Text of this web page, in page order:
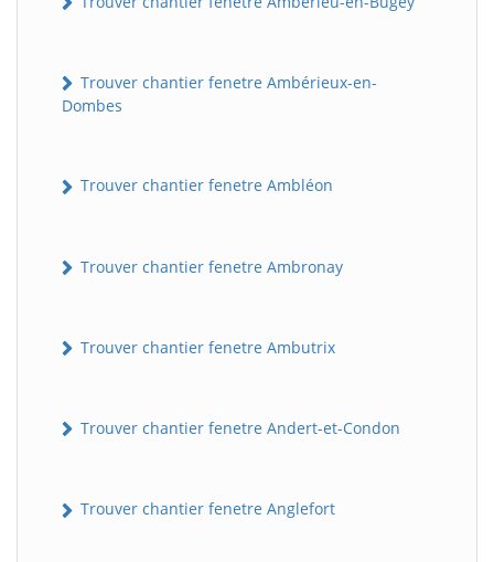
Trouver chantier fenetre Ambérieux-en-
Dombes
Trouver chantier fenetre Ambléon
Trouver chantier fenetre Ambronay
Trouver chantier fenetre Ambutrix
Trouver chantier fenetre Andert-et-Condon
Trouver chantier fenetre Anglefort